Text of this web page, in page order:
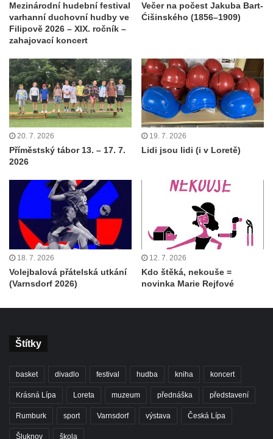
Mezinárodní hudební festival
varhanní duchovní hudby ve
Filipově 2026 – XIX. ročník –
zahajovací koncert
Večer na počest Jakuba Bart-
Ćišinského (1856–1909)
20. 7. 2026
Příměstský tábor 13. – 17. 7.
2026
19. 7. 2026
Lidi jsou lidi (i v Loretě)
18. 7. 2026
Volejbalová přátelská utkání
(Varnsdorf 2026)
12. 7. 2026
Kdo štěká, nekouše =
novinka Marie Rejfové
Štítky
basket divadlo festival hudba kniha koncert
Krásná Lípa Loreta muzeum přednáška představení
Rumburk sport Varnsdorf výstava Česká Lípa
Šluknov škola